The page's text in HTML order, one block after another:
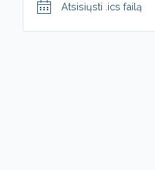
Atsisiųsti .ics failą